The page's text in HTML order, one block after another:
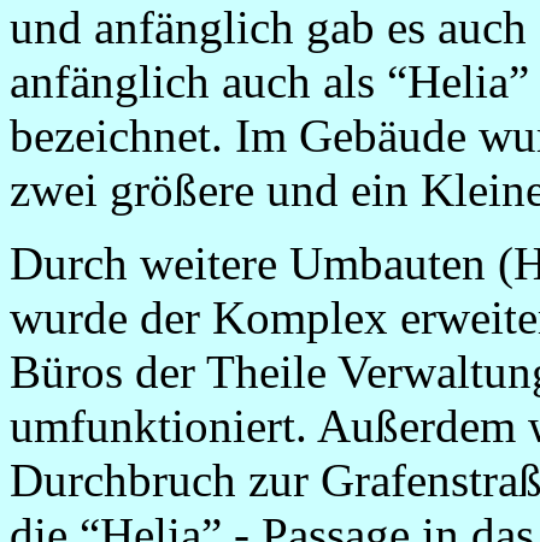
und anfänglich gab es
anfänglich auch als
bezeichnet. Im Gebäude
zwei größere und ein
Durch weitere Umbauten
wurde der Komplex
Büros der Theile
umfunktioniert. Außerdem
Durchbruch zur